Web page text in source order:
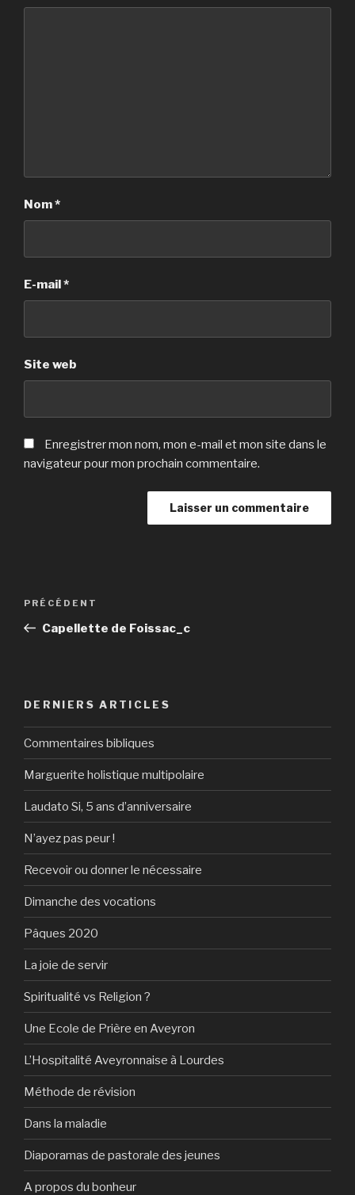
Nom*
E-mail*
Site web
Enregistrer mon nom, mon e-mail et mon site dans le
navigateur pour mon prochain commentaire.
Navigation
l’article
Article
précédent
PRÉCÉDENT
Capellette de Foissac_c
DERNIERS ARTICLES
Commentaires bibliques
Marguerite holistique multipolaire
Laudato Si, 5 ans d’anniversaire
N’ayez pas peur !
Recevoir ou donner le nécessaire
Dimanche des vocations
Pâques 2020
La joie de servir
Spiritualité vs Religion ?
Une Ecole de Prière en Aveyron
L’Hospitalité Aveyronnaise à Lourdes
Méthode de révision
Dans la maladie
Diaporamas de pastorale des jeunes
A propos du bonheur